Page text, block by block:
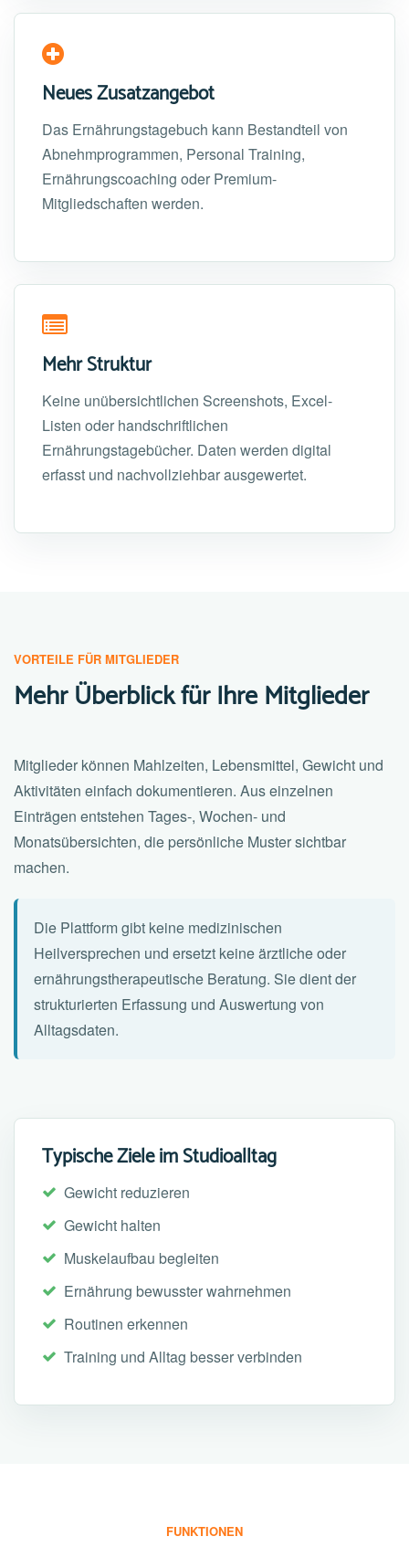
Neues Zusatzangebot
Das Ernährungstagebuch kann Bestandteil von
Abnehmprogrammen, Personal Training,
Ernährungscoaching oder Premium-
Mitgliedschaften werden.
Mehr Struktur
Keine unübersichtlichen Screenshots, Excel-
Listen oder handschriftlichen
Ernährungstagebücher. Daten werden digital
erfasst und nachvollziehbar ausgewertet.
VORTEILE FÜR MITGLIEDER
Mehr Überblick für Ihre Mitglieder
Mitglieder können Mahlzeiten, Lebensmittel, Gewicht und
Aktivitäten einfach dokumentieren. Aus einzelnen
Einträgen entstehen Tages-, Wochen- und
Monatsübersichten, die persönliche Muster sichtbar
machen.
Die Plattform gibt keine medizinischen
Heilversprechen und ersetzt keine ärztliche oder
ernährungstherapeutische Beratung. Sie dient der
strukturierten Erfassung und Auswertung von
Alltagsdaten.
Typische Ziele im Studioalltag
Gewicht reduzieren
Gewicht halten
Muskelaufbau begleiten
Ernährung bewusster wahrnehmen
Routinen erkennen
Training und Alltag besser verbinden
FUNKTIONEN